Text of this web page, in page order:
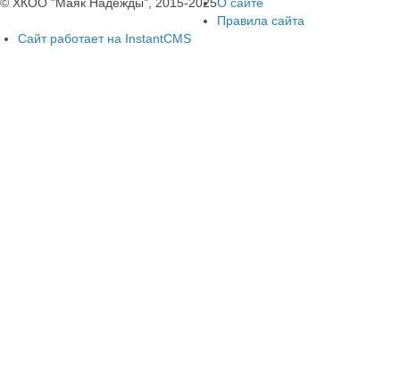
Правила сайта
Сайт работает на InstantCMS